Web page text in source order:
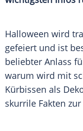
Halloween wird
gefeiert und ist
beliebter Anlass
warum wird mit
Kürbissen als
skurrile Fakten